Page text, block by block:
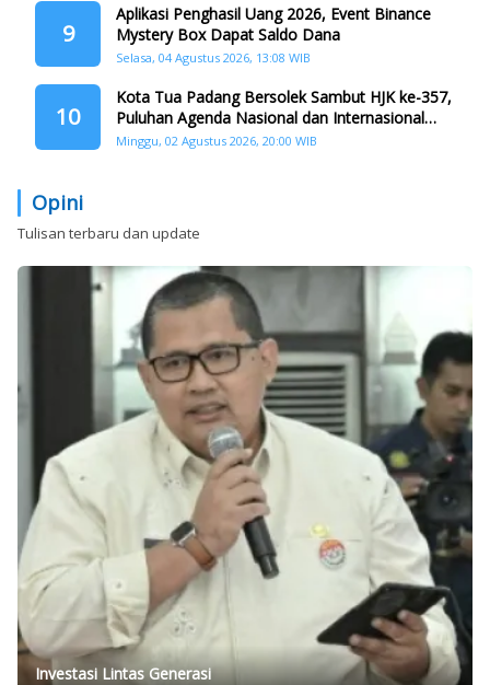
9
Aplikasi Penghasil Uang 2026, Event Binance
Mystery Box Dapat Saldo Dana
Selasa, 04 Agustus 2026, 13:08 WIB
10
Kota Tua Padang Bersolek Sambut HJK ke-357,
Puluhan Agenda Nasional dan Internasional
Siap Digelar
Minggu, 02 Agustus 2026, 20:00 WIB
Opini
Tulisan terbaru dan update
Investasi Lintas Generasi